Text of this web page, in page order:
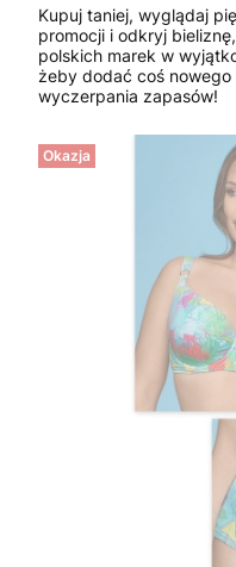
Kupuj taniej, wyglądaj
promocji i odkryj
polskich marek w
żeby dodać coś
wyczerpania zapasów!
Okazja